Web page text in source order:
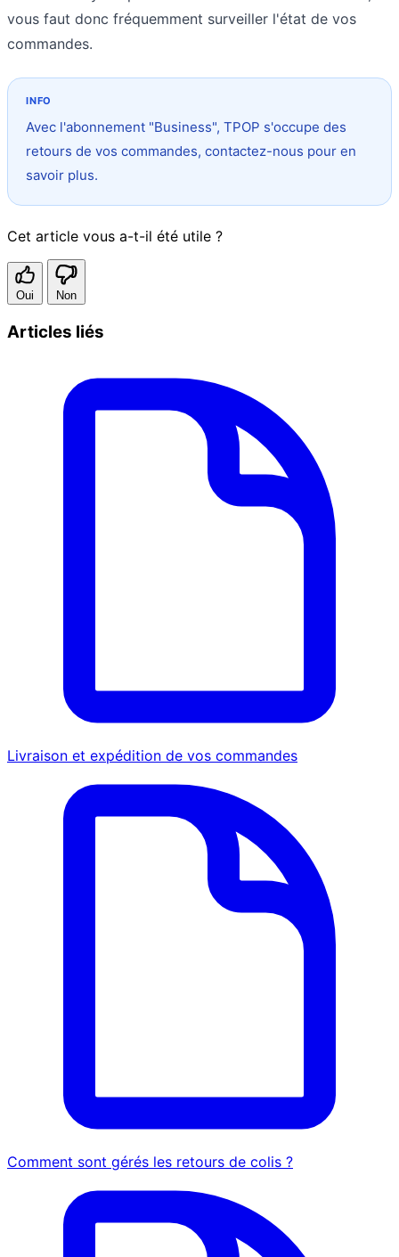
vous faut donc fréquemment surveiller l'état de vos
commandes.
Avec l'abonnement "Business", TPOP s'occupe des
retours de vos commandes, contactez-nous pour en
savoir plus.
Cet article vous a-t-il été utile ?
Oui Non
Articles liés
Livraison et expédition de vos commandes
Comment sont gérés les retours de colis ?